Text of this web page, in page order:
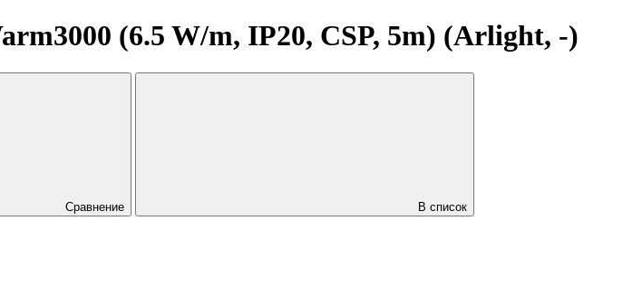
(6.5 W/m, IP20, CSP, 5m) (Arlight, -)
Сравнение
В список